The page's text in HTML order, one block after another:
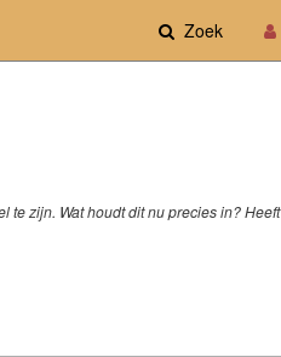
Zoek
te zijn. Wat houdt dit nu precies in? Heeft